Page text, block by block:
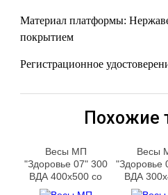
Материал платформы:
покрытием
Регистрационное
Похожие
Весы МП
"Здоровье 07" 300
ВДА 400х500 со
стойкой
Весы
"Здоровье
ВДА